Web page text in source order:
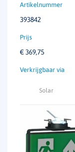
393842
€ 369,75
Solar